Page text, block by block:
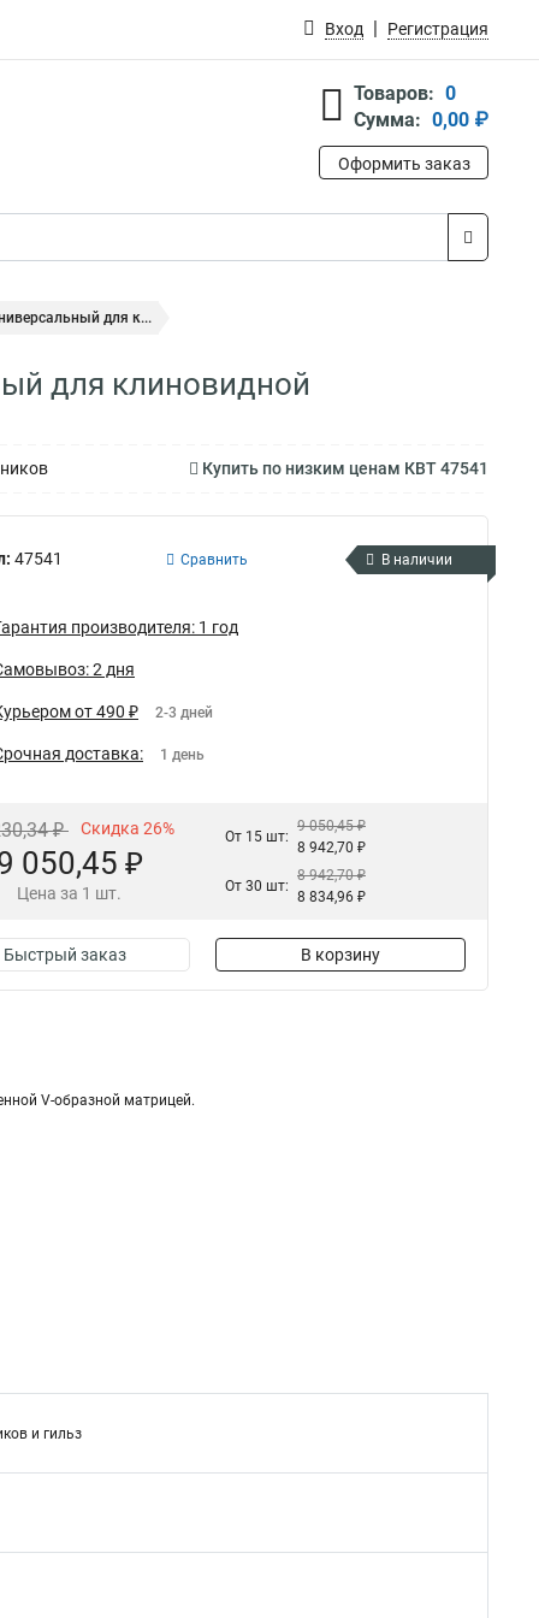
Вход Регистрация
Товаров: 0
Сумма: 0,00 ₽
Оформить заказ
для к...
для клиновидной
Купить по низким ценам КВТ 47541
47541 Сравнить В наличии
производителя: 1 год
2 дня
от 490 ₽ 2-3 дней
доставка: 1 день
₽ Скидка 26%
050,45 ₽
Цена за 1 шт.
От 15 шт:
9 050,45 ₽
8 942,70 ₽
От 30 шт:
8 942,70 ₽
8 834,96 ₽
Быстрый заказ В корзину
V-образной матрицей.
и гильз